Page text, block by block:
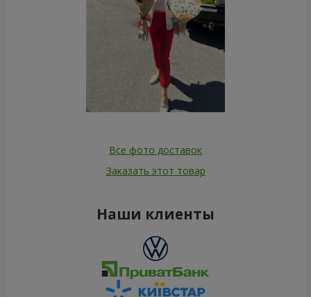
Все фото доставок
Заказать этот товар
Наши клиенты